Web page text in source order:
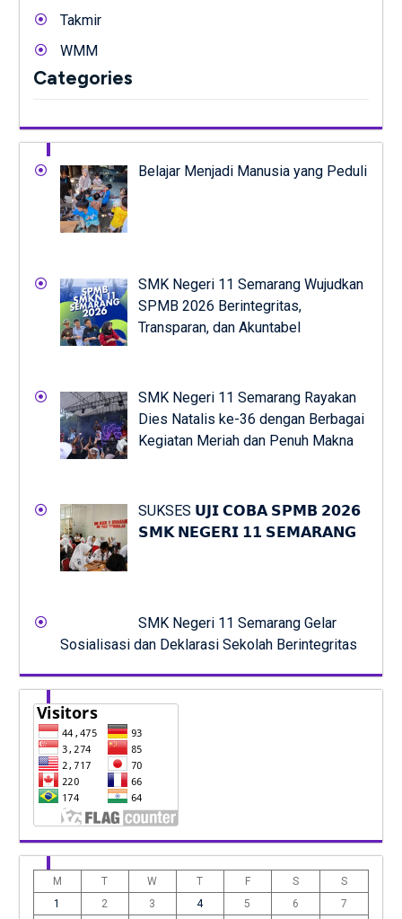
Takmir
WMM
Categories
Belajar Menjadi Manusia yang Peduli
SMK Negeri 11 Semarang Wujudkan
SPMB 2026 Berintegritas,
Transparan, dan Akuntabel
SMK Negeri 11 Semarang Rayakan
Dies Natalis ke-36 dengan Berbagai
Kegiatan Meriah dan Penuh Makna
SUKSES 𝗨𝗝𝗜 𝗖𝗢𝗕𝗔 𝗦𝗣𝗠𝗕 𝟮𝟬𝟮𝟲
𝗦𝗠𝗞 𝗡𝗘𝗚𝗘𝗥𝗜 𝟭𝟭 𝗦𝗘𝗠𝗔𝗥𝗔𝗡𝗚
SMK Negeri 11 Semarang Gelar
Sosialisasi dan Deklarasi Sekolah Berintegritas
M T W T F S
S
1
2 3 4 5 6
7